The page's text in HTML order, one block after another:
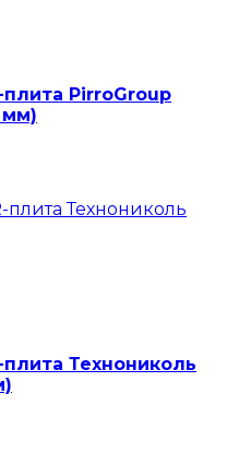
PirroGroup
мм)
Технониколь